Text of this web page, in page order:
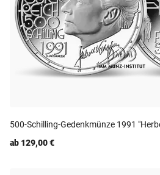
500-Schilling-Gedenkmünze 1991
ab 129,00 €